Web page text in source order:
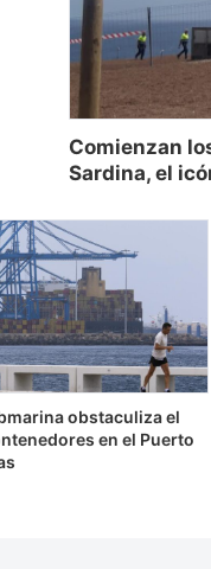
Comienzan
Sardina, el
obstaculiza el
en el Puerto